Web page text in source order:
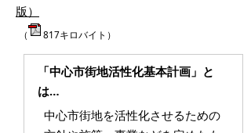
版）
（ 817キロバイト）
「中心市街地活性化基本計画」と
は…
中心市街地を活性化させるための